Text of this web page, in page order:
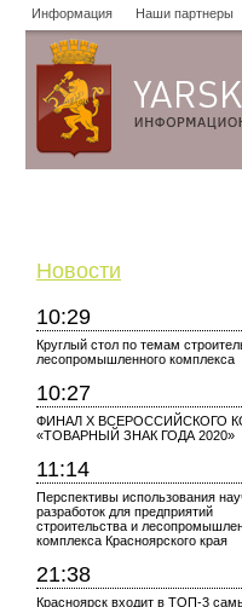
Информация Наши партнеры
Новости
10:29
Круглый стол по темам
лесопромышленного комплекса
10:27
ФИНАЛ X ВСЕРОССИЙСКОГО
«ТОВАРНЫЙ ЗНАК ГОДА 2020»
11:14
Перспективы использования
разработок для предприятий
строительства и
комплекса Красноярского края
21:38
Красноярск входит в ТОП-3